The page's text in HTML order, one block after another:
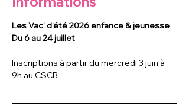
Les Vac’ d’été 2026 enfance & jeunesse
Du 6 au 24 juillet
Inscriptions à partir du mercredi 3 juin à
9h au CSCB